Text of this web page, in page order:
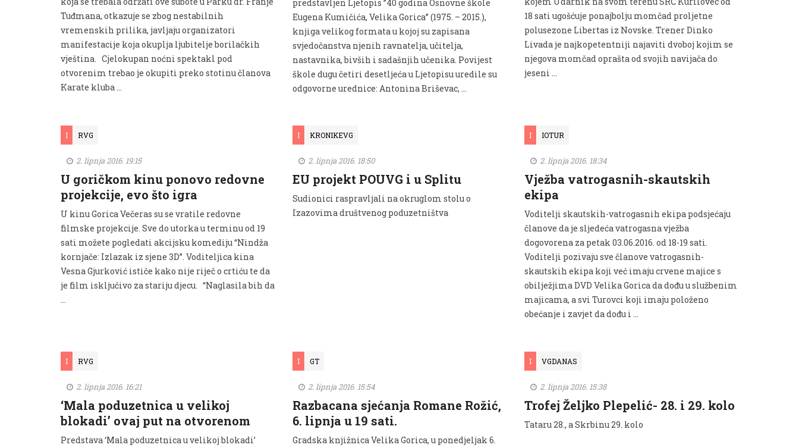
Tuđmana, otkazuje se zbog nestabilnih
vremenskih prilika, javljaju organizatori
manifestacije koja okuplja ljubitelje borilačkih
vještina. Cjelokupan noćni spektakl pod
otvorenim trebao je okupiti preko stotinu članova
Karate kluba …
predstavljen Ljetopis ”40 godina Osnovne škole
Eugena Kumičića, Velika Gorica” (1975. – 2015.),
knjiga velikog formata u kojoj su zapisana
svjedočanstva njenih ravnatelja, učitelja,
nastavnika, bivših i sadašnjih učenika. Povijest
škole dugu četiri desetljeća u Ljetopisu uredile su
odgovorne urednice: Antonina Briševac, …
18 sati ugošćuje ponajbolju momčad proljetne
polusezone Libertas iz Novske. Trener Dinko
Livada je najkopetentniji najaviti dvoboj kojim se
njegova momčad oprašta od svojih navijača do
jeseni …
I RVG
2. lipnja 2016. 19:15
U goričkom kinu ponovo redovne
projekcije, evo što igra
U kinu Gorica Večeras su se vratile redovne
filmske projekcije. Sve do utorka u terminu od 19
sati možete pogledati akcijsku komediju “Nindža
kornjače: Izlazak iz sjene 3D”. Voditeljica kina
Vesna Gjurković ističe kako nije riječ o crtiću te da
je film isključivo za stariju djecu. “Naglasila bih da
…
I KRONIKEVG
2. lipnja 2016. 18:50
EU projekt POUVG i u Splitu
Sudionici raspravljali na okruglom stolu o
Izazovima društvenog poduzetništva
I IOTUR
2. lipnja 2016. 18:34
Vježba vatrogasnih-skautskih
ekipa
Voditelji skautskih-vatrogasnih ekipa podsjećaju
članove da je sljedeća vatrogasna vježba
dogovorena za petak 03.06.2016. od 18-19 sati.
Voditelji pozivaju sve članove vatrogasnih-
skautskih ekipa koji već imaju crvene majice s
obilježjima DVD Velika Gorica da dođu u službenim
majicama, a svi Turovci koji imaju položeno
obećanje i zavjet da dođu i …
I RVG
2. lipnja 2016. 16:21
‘Mala poduzetnica u velikoj
blokadi’ ovaj put na otvorenom
Predstava ‘Mala poduzetnica u velikoj blokadi’
I GT
2. lipnja 2016. 15:54
Razbacana sjećanja Romane Rožić,
6. lipnja u 19 sati.
Gradska knjižnica Velika Gorica, u ponedjeljak 6.
I VGDANAS
2. lipnja 2016. 15:38
Trofej Željko Plepelić- 28. i 29. kolo
Tataru 28., a Skrbinu 29. kolo